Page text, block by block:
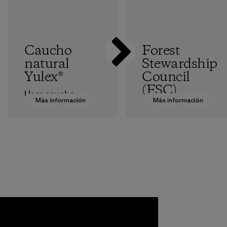
Más información
Caucho
natural
Yulex®
Usar caucho
Más información
Forest
Stewardship
Council
(FSC)